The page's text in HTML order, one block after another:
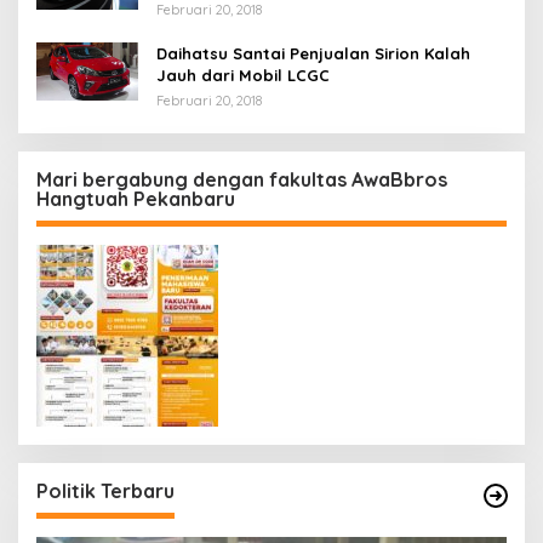
Februari 20, 2018
Daihatsu Santai Penjualan Sirion Kalah
Jauh dari Mobil LCGC
Februari 20, 2018
Mari bergabung dengan fakultas AwaBbros
Hangtuah Pekanbaru
Politik Terbaru